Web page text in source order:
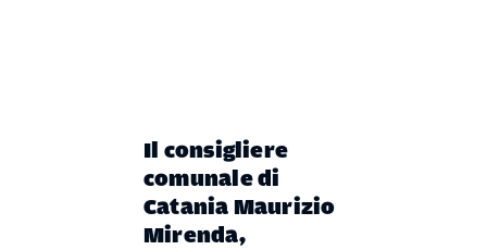
Il consigliere
comunale di
Catania Maurizio
Mirenda,